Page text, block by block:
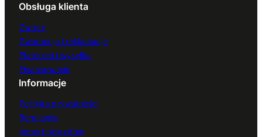
Obsługa klienta
Zwroty
Gwarancja i reklamacje
Płatności i wysyłka
Finansowanie
Informacje
Polityka prywatności
Regulamin
Import pojazdów